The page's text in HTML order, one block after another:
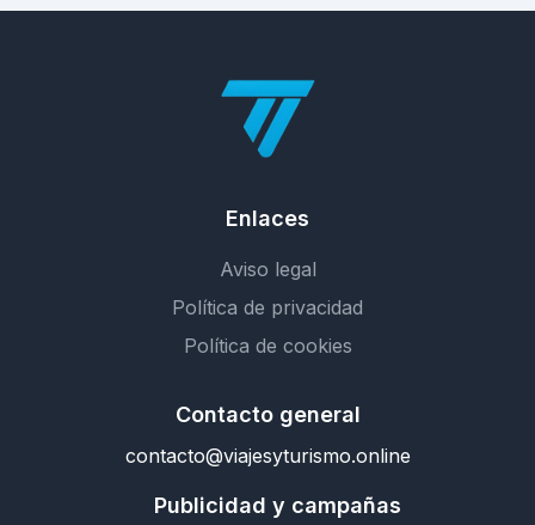
Enlaces
Aviso legal
Política de privacidad
Política de cookies
Contacto general
contacto@viajesyturismo.online
Publicidad y campañas